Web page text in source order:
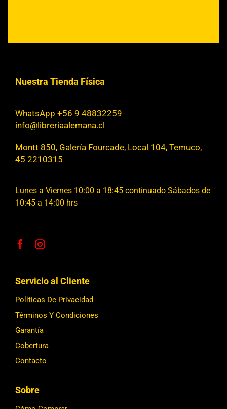
Nuestra Tienda Física
WhatsApp +56 9 48832259
info@libreriaalemana.cl
Montt 850, Galería Fourcade, Local 104, Temuco,
45 2210315
Lunes a Viernes 10:00 a 18:45 continuado Sábados de
10:45 a 14:00 hrs
Servicio al Cliente
Políticas De Privacidad
Términos Y Condiciones
Garantía
Cobertura
Contacto
Sobre